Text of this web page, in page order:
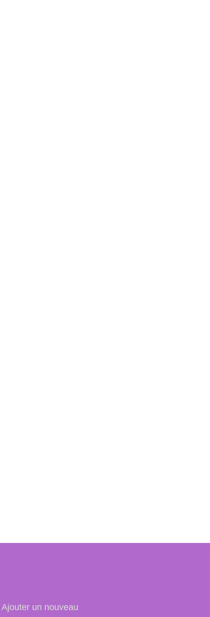
Ajouter un nouveau